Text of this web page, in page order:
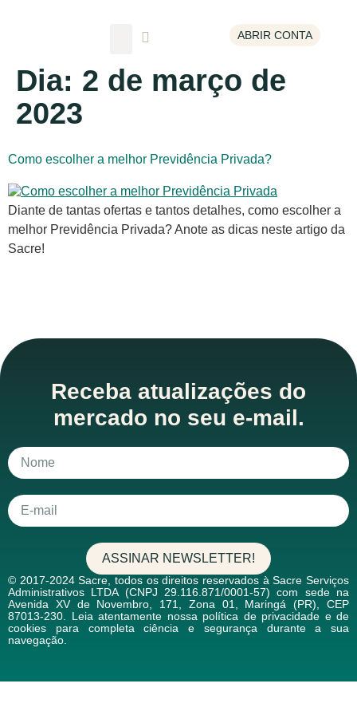
ABRIR CONTA
Dia: 2 de março de
2023
Como escolher a melhor Previdência Privada?
Diante de tantas ofertas e tantos detalhes, como escolher a
melhor Previdência Privada? Anote as dicas neste artigo da
Sacre!
Receba atualizações do
mercado no seu e-mail.
ASSINAR NEWSLETTER!
© 2017-2024 Sacre, todos os direitos reservados à Sacre Serviços
Administrativos LTDA (CNPJ 29.116.871/0001-57) com sede na
Avenida XV de Novembro, 171, Zona 01, Maringá (PR), CEP
87013-230. Leia atentamente nossa política de privacidade e de
cookies para completa ciência e segurança durante a sua
navegação.